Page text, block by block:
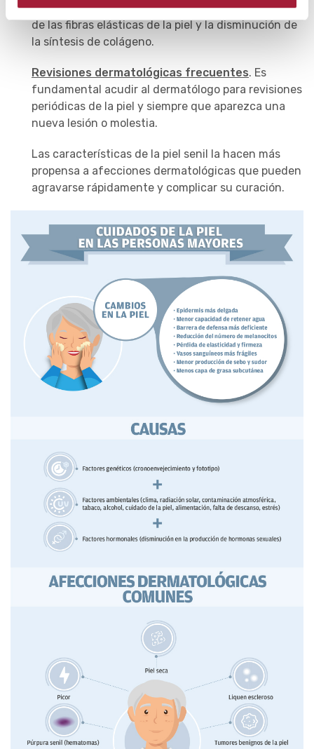
y el consumo de alcohol provocan la degradación
de las fibras elásticas de la piel y la disminución de
la síntesis de colágeno.
Revisiones dermatológicas frecuentes. Es
fundamental acudir al dermatólogo para revisiones
periódicas de la piel y siempre que aparezca una
nueva lesión o molestia.
Las características de la piel senil la hacen más
propensa a afecciones dermatológicas que pueden
agravarse rápidamente y complicar su curación.